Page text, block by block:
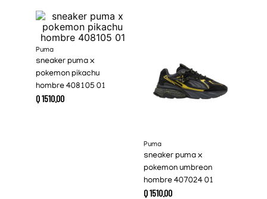
Puma
sneaker puma x
pokemon pikachu
hombre 408105 01
Q1510.00
Puma
sneaker puma x
pokemon umbreon
hombre 407024 01
Q1510.00